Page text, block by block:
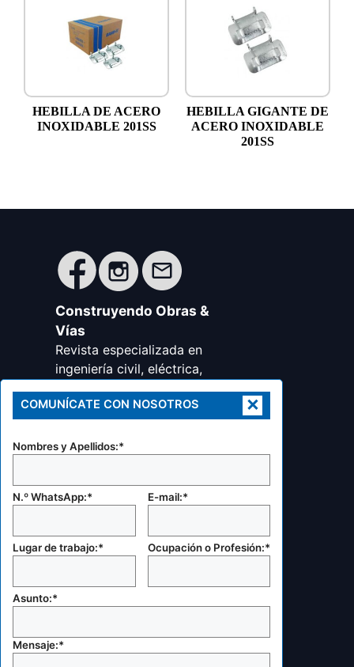
HEBILLA DE ACERO
INOXIDABLE 201SS
HEBILLA GIGANTE DE
ACERO INOXIDABLE
201SS
Construyendo Obras &
Vías
Revista especializada en
ingeniería civil, eléctrica,
minera, metalúrgica,
transportes y arquitectura,
afines.
Celular:
+51 987 727 820
E-mail:
gerencia@coovias.com
Otras secciones:
Mapa de sitio
Brochure corporativo
COMUNÍCATE CON NOSOTROS ×
Nombres y Apellidos:*
N.º WhatsApp:* E-mail:*
Lugar de trabajo:* Ocupación o Profesión:*
Asunto:*
Mensaje:*